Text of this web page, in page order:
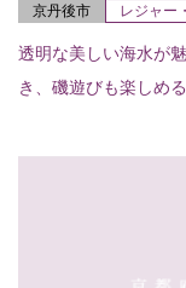
京丹後市 レジャー
透明な美しい海水が
き、磯遊びも楽しめ